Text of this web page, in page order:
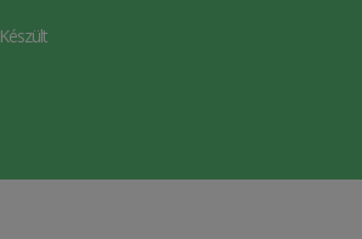
Készült